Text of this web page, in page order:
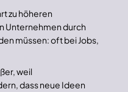
zu höheren
Unternehmen durch
müssen: oft bei Jobs,
weil
dass neue Ideen